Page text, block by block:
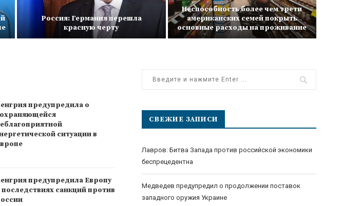
Россия: Германия перешла
красную черту
Неспособность более чем трети
американских семей покрыть
основные расходы на проживание
предупредила о
ситуации в
предупредила Европу
последствиях санкций против
СВЕЖИЕ ЗАПИСИ
Лавров: Битва Запада против российской экономики
беспрецедентна
Медведев предупредил о продолжении поставок
западного оружия Украине